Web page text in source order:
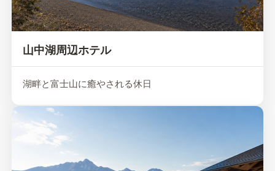
山中湖周辺ホテル
湖畔と富士山に癒やされる休日